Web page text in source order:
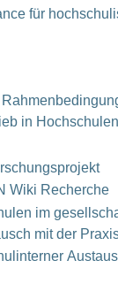
für
in Hochschulen
Wiki Recherche
im
mit der